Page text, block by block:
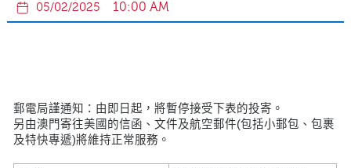
05/02/2025 10:00 AM
郵電局謹通知：由即日起，將暫停接受下表的投寄。
另由澳門寄往美國的信函、文件及航空郵件(包括小郵包、包裹
及特快專遞)將維持正常服務。